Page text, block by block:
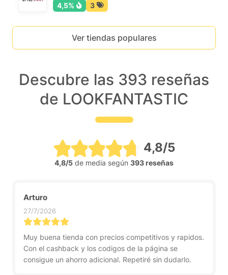
4,5%
3
Ver tiendas populares
Descubre las 393 reseñas
de LOOKFANTASTIC
4,8/5
4,8/5 de media según 393 reseñas
Arturo
27/7/2026
Muy buena tienda con precios competitivos y rapidos.
Con el cashback y los codigos de la página se
consigue un ahorro adicional. Repetiré sin dudarlo.